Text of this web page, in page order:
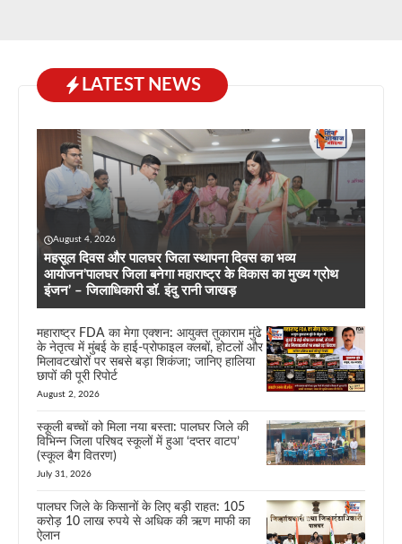
LATEST NEWS
August 4, 2026
महसूल दिवस और पालघर जिला स्थापना दिवस का भव्य
आयोजन’पालघर जिला बनेगा महाराष्ट्र के विकास का मुख्य ग्रोथ
इंजन’ – जिलाधिकारी डॉ. इंदु रानी जाखड़
महाराष्ट्र FDA का मेगा एक्शन: आयुक्त तुकाराम मुंढे
के नेतृत्व में मुंबई के हाई-प्रोफाइल क्लबों, होटलों और
मिलावटखोरों पर सबसे बड़ा शिकंजा; जानिए हालिया
छापों की पूरी रिपोर्ट
August 2, 2026
स्कूली बच्चों को मिला नया बस्ता: पालघर जिले की
विभिन्न जिला परिषद स्कूलों में हुआ ‘दप्तर वाटप’
(स्कूल बैग वितरण)
July 31, 2026
पालघर जिले के किसानों के लिए बड़ी राहत: 105
करोड़ 10 लाख रुपये से अधिक की ऋण माफी का
ऐलान